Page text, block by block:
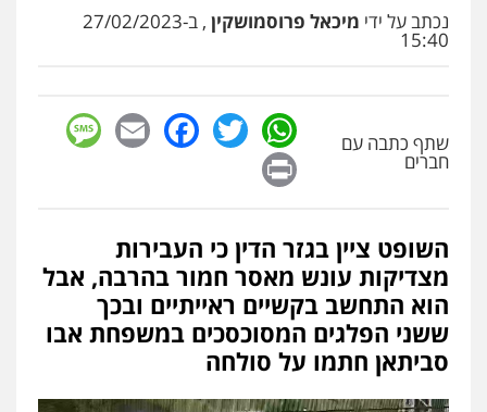
פלילי פשיעה חמורה מעצרים וחקירות
קטינים
עו"ד שלי גורביץ – לוי
משפט פלילי פשיעה חמורה מעצרים
וחקירות צבאי
0544218336
משרד עורכי דין חן ברוך
פלילי דיני תעבורה מעצרים וחקירות
0505078733
משרד עורכי דין טאי שרקי
פלילי אסירים תעבורה מרב"ד
נכתב על ידי מיכאל פרוסמושקין , ב-27/02/2023
15:40
שתף כתבה עם
חברים
WhatsApp
Twitter
Facebook
Email
השופט ציין בגזר הדין כי העבירות
מצדיקות עונש מאסר חמור בהרבה, אבל
הוא התחשב בקשיים ראייתיים ובכך
ששני הפלגים המסוכסכים במשפחת אבו
סביתאן חתמו על סולחה